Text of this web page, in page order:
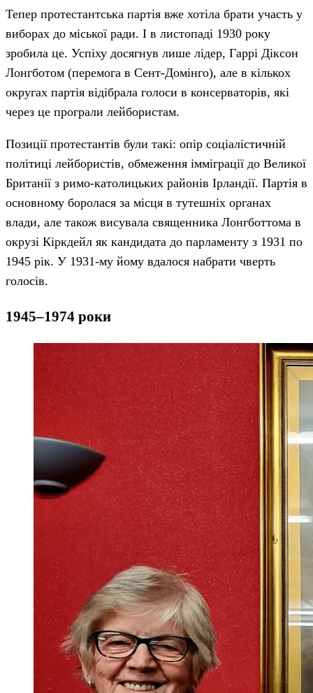
Тепер протестантська партія вже хотіла брати участь у
виборах до міської ради. І в листопаді 1930 року
зробила це. Успіху досягнув лише лідер, Гаррі Діксон
Лонгботом (перемога в Сент-Домінго), але в кількох
округах партія відібрала голоси в консерваторів, які
через це програли лейбористам.
Позиції протестантів були такі: опір соціалістичній
політиці лейбористів, обмеження імміграції до Великої
Британії з римо-католицьких районів Ірландії. Партія в
основному боролася за місця в тутешніх органах
влади, але також висувала священника Лонгботтома в
окрузі Кіркдейл як кандидата до парламенту з 1931 по
1945 рік. У 1931-му йому вдалося набрати чверть
голосів.
1945–1974 роки